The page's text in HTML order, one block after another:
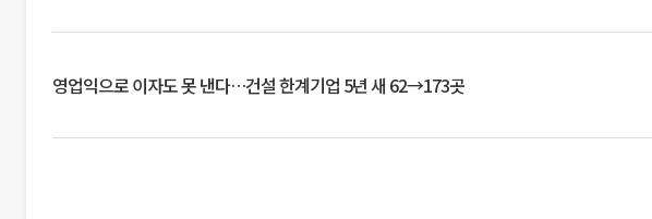
영업익으로 이자도 못 낸다…건설 한계기업 5년 새 62→173곳